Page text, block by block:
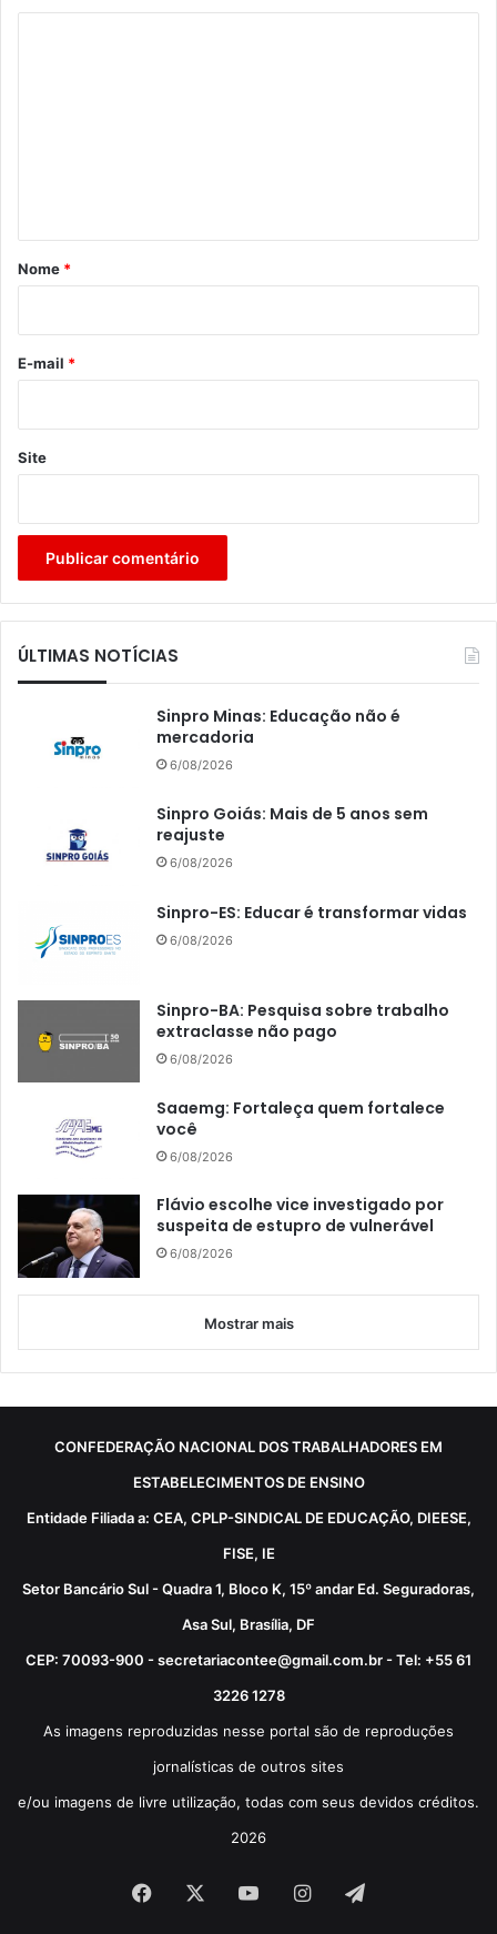
r
*
Nome *
E-mail *
Site
ÚLTIMAS NOTÍCIAS
Sinpro Minas: Educação não é
mercadoria
6/08/2026
Sinpro Goiás: Mais de 5 anos sem
reajuste
6/08/2026
Sinpro-ES: Educar é transformar vidas
6/08/2026
Sinpro-BA: Pesquisa sobre trabalho
extraclasse não pago
6/08/2026
Saaemg: Fortaleça quem fortalece
você
6/08/2026
Flávio escolhe vice investigado por
suspeita de estupro de vulnerável
6/08/2026
Mostrar mais
CONFEDERAÇÃO NACIONAL DOS TRABALHADORES EM
ESTABELECIMENTOS DE ENSINO
Entidade Filiada a: CEA, CPLP-SINDICAL DE EDUCAÇÃO, DIEESE,
FISE, IE
Setor Bancário Sul - Quadra 1, Bloco K, 15º andar Ed. Seguradoras,
Asa Sul, Brasília, DF
CEP: 70093-900 - secretariacontee@gmail.com.br - Tel: +55 61
3226 1278
As imagens reproduzidas nesse portal são de reproduções
jornalísticas de outros sites
e/ou imagens de livre utilização, todas com seus devidos créditos.
2026
Facebook YouTubeInstagram